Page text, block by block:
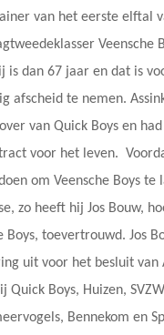
van het eerste elftal
Veensche
is dan 67 jaar en dat is
afscheid te nemen.
van Quick Boys en
voor het leven.
om Veensche Boys
zo heeft hij Jos Bouw,
Boys, toevertrouwd. Jos
uit voor het besluit van
Boys, Huizen,
Bennekom en